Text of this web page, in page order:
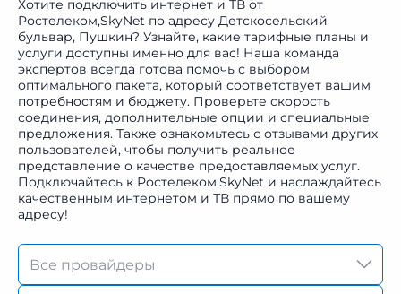
Хотите подключить интернет и ТВ от
Ростелеком,SkyNet по адресу Детскосельский
бульвар, Пушкин? Узнайте, какие тарифные планы и
услуги доступны именно для вас! Наша команда
экспертов всегда готова помочь с выбором
оптимального пакета, который соответствует вашим
потребностям и бюджету. Проверьте скорость
соединения, дополнительные опции и специальные
предложения. Также ознакомьтесь с отзывами других
пользователей, чтобы получить реальное
представление о качестве предоставляемых услуг.
Подключайтесь к Ростелеком,SkyNet и наслаждайтесь
качественным интернетом и ТВ прямо по вашему
адресу!